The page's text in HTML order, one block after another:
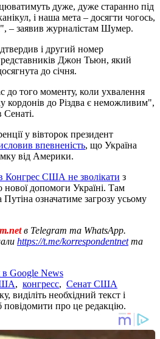
дуже, дуже старанно під
і наша мета – досягти чогось,
– заявив журналістам Шумер.
і другий номер
Джон Тьюн, який
до січня.
до того моменту, коли ухвалення
кордонів до Різдва є неможливим",
Сенаті.
у вівторок президент
впевненість, що Україна
від Америки.
Конгрес США не зволікати з
допомоги Україні. Там
означатиме загрозу усьому
в Telegram та WhatsApp.
https://t.me/korrespondentnetта
в Google News
, конгресс, Сенат США
необхідний текст і
повідомити про це редакцію.